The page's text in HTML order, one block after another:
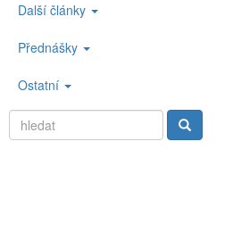
Další články
Přednášky
Ostatní